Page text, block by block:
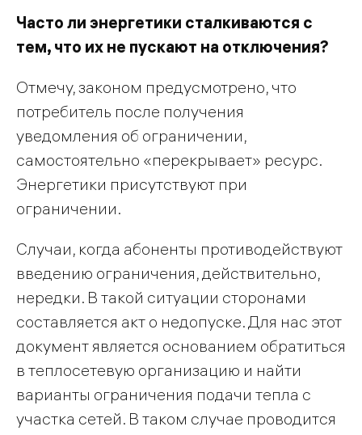
Часто ли энергетики сталкиваются с
тем, что их не пускают на отключения?
Отмечу, законом предусмотрено, что
потребитель после получения
уведомления об ограничении,
самостоятельно «перекрывает» ресурс.
Энергетики присутствуют при
ограничении.
Случаи, когда абоненты противодействуют
введению ограничения, действительно,
нередки. В такой ситуации сторонами
составляется акт о недопуске. Для нас этот
документ является основанием обратиться
в теплосетевую организацию и найти
варианты ограничения подачи тепла с
участка сетей. В таком случае проводится